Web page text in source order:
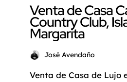
Venta de Casa
Country Club,
Margarita
José Avendaño
Venta de Casa de Lujo